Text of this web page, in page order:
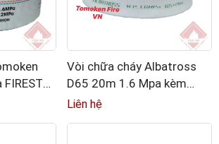
Vòi chữa cháy Albatross
D65 20m 1.6 Mpa kèm
khớp nối Nhôm tiêu chuẩn
Liên hệ